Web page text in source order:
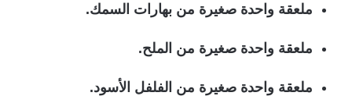
ملعقة واحدة صغيرة من بهارات السمك.
ملعقة واحدة صغيرة من الملح.
ملعقة واحدة صغيرة من الفلفل الأسود.